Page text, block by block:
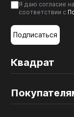
Квадрат
Я даю согласие
соответствии с
Подписаться